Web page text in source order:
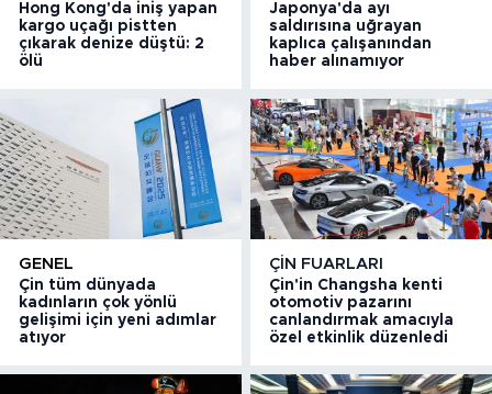
Hong Kong'da iniş yapan
kargo uçağı pistten
çıkarak denize düştü: 2
ölü
Japonya'da ayı
saldırısına uğrayan
kaplıca çalışanından
haber alınamıyor
GENEL
Çin tüm dünyada
kadınların çok yönlü
gelişimi için yeni adımlar
atıyor
ÇIN FUARLARI
Çin'in Changsha kenti
otomotiv pazarını
canlandırmak amacıyla
özel etkinlik düzenledi